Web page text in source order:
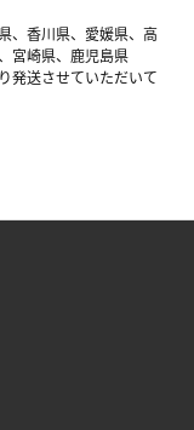
、香川県、愛媛県、高
宮崎県、鹿児島県
発送させていただいて